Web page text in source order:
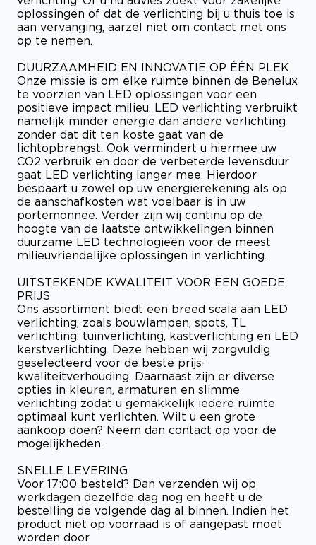
oplossingen of dat de verlichting bij u thuis toe is
aan vervanging, aarzel niet om contact met ons
op te nemen.
DUURZAAMHEID EN INNOVATIE OP ÉÉN PLEK
Onze missie is om elke ruimte binnen de Benelux
te voorzien van LED oplossingen voor een
positieve impact milieu. LED verlichting verbruikt
namelijk minder energie dan andere verlichting
zonder dat dit ten koste gaat van de
lichtopbrengst. Ook vermindert u hiermee uw
CO2 verbruik en door de verbeterde levensduur
gaat LED verlichting langer mee. Hierdoor
bespaart u zowel op uw energierekening als op
de aanschafkosten wat voelbaar is in uw
portemonnee. Verder zijn wij continu op de
hoogte van de laatste ontwikkelingen binnen
duurzame LED technologieën voor de meest
milieuvriendelijke oplossingen in verlichting.
UITSTEKENDE KWALITEIT VOOR EEN GOEDE
PRIJS
Ons assortiment biedt een breed scala aan LED
verlichting, zoals bouwlampen, spots, TL
verlichting, tuinverlichting, kastverlichting en LED
kerstverlichting. Deze hebben wij zorgvuldig
geselecteerd voor de beste prijs-
kwaliteitverhouding. Daarnaast zijn er diverse
opties in kleuren, armaturen en slimme
verlichting zodat u gemakkelijk iedere ruimte
optimaal kunt verlichten. Wilt u een grote
aankoop doen? Neem dan contact op voor de
mogelijkheden.
SNELLE LEVERING
Voor 17:00 besteld? Dan verzenden wij op
werkdagen dezelfde dag nog en heeft u de
bestelling de volgende dag al binnen. Indien het
product niet op voorraad is of aangepast moet
worden door